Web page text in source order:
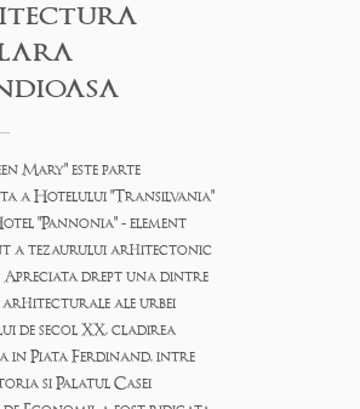
Mary" este parte
a Hotelului "Transilvania"
"Pannonia" - element
a tezaurului arhitectonic
Apreciata drept una dintre
arhitecturale ale urbei
de secol XX, cladirea
in Piata Ferdinand, intre
si Palatul Casei